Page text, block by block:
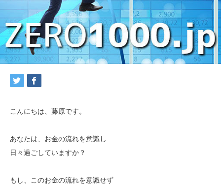
こんにちは、藤原です。
あなたは、お金の流れを意識し
日々過ごしていますか？
もし、このお金の流れを意識せず